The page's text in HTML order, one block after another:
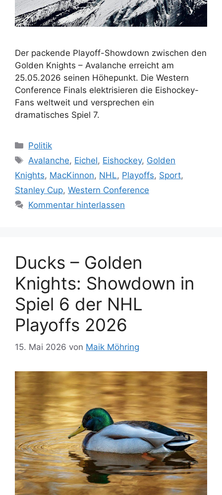
Der packende Playoff-Showdown zwischen den
Golden Knights – Avalanche erreicht am
25.05.2026 seinen Höhepunkt. Die Western
Conference Finals elektrisieren die Eishockey-
Fans weltweit und versprechen ein
dramatisches Spiel 7.
Kategorien
Politik
Schlagwörter
Avalanche, Eichel, Eishockey, Golden
Knights, MacKinnon, NHL, Playoffs, Sport,
Stanley Cup, Western Conference
Kommentar hinterlassen
Ducks – Golden
Knights: Showdown in
Spiel 6 der NHL
Playoffs 2026
15. Mai 2026 von Maik Möhring